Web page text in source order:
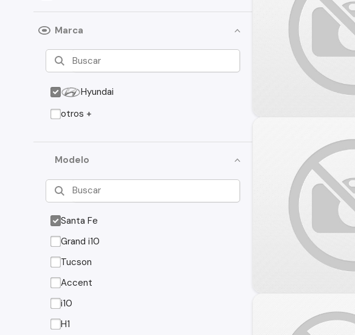
Marca
Hyundai
otros +
Modelo
Santa Fe
Grand i10
Tucson
Accent
i10
H1